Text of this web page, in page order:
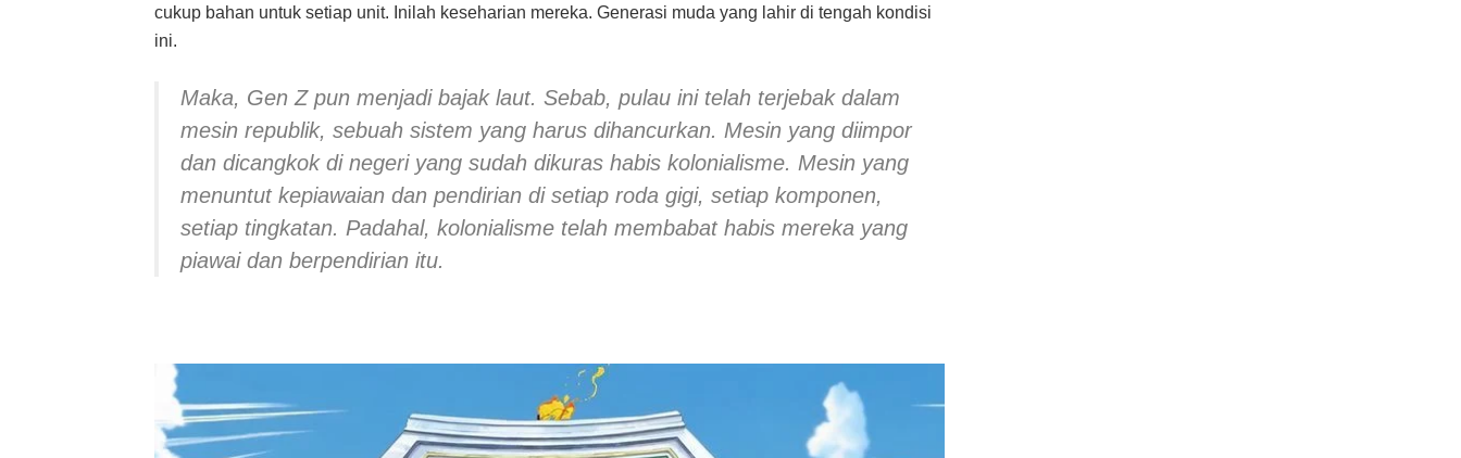
cukup bahan untuk setiap unit. Inilah keseharian mereka. Generasi muda yang lahir di tengah kondisi
ini.
Maka, Gen Z pun menjadi bajak laut. Sebab, pulau ini telah terjebak dalam
mesin republik, sebuah sistem yang harus dihancurkan. Mesin yang diimpor
dan dicangkok di negeri yang sudah dikuras habis kolonialisme. Mesin yang
menuntut kepiawaian dan pendirian di setiap roda gigi, setiap komponen,
setiap tingkatan. Padahal, kolonialisme telah membabat habis mereka yang
piawai dan berpendirian itu.